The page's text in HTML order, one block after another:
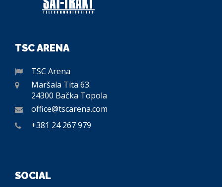
TSC ARENA
TSC Arena
Maršala Tita 63.
24300 Bačka Topola
office@tscarena.com
+381 24 267 979
SOCIAL